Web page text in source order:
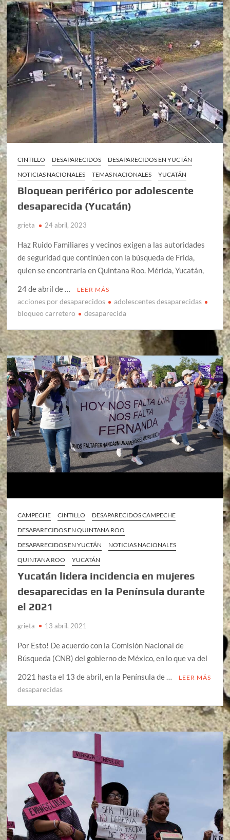
CINTILLO DESAPARECIDOS
DESAPARECIDOS EN YUCTÁN
NOTICIAS NACIONALES
TEMAS NACIONALES YUCATÁN
Bloquean periférico por adolescente
desaparecida (Yucatán)
grieta 24 abril, 2023
Haz Ruido Familiares y vecinos exigen a las autoridades
de seguridad que continúen con la búsqueda de Frida,
quien se encontraría en Quintana Roo. Mérida, Yucatán,
24 de abril de …
LEER MÁS
acciones por desaparecidos
adolescentes desaparecidas
bloqueo carretero
desaparecida
CAMPECHE CINTILLO
DESAPARECIDOS CAMPECHE
DESAPARECIDOS EN QUINTANA ROO
DESAPARECIDOS EN YUCTÁN
NOTICIAS NACIONALES
QUINTANA ROO
YUCATÁN
Yucatán lidera incidencia en mujeres
desaparecidas en la Península durante
el 2021
grieta 13 abril, 2021
Por Esto! De acuerdo con la Comisión Nacional de
Búsqueda (CNB) del gobierno de México, en lo que va del
2021 hasta el 13 de abril, en la Península de …
LEER MÁS
desaparecidas